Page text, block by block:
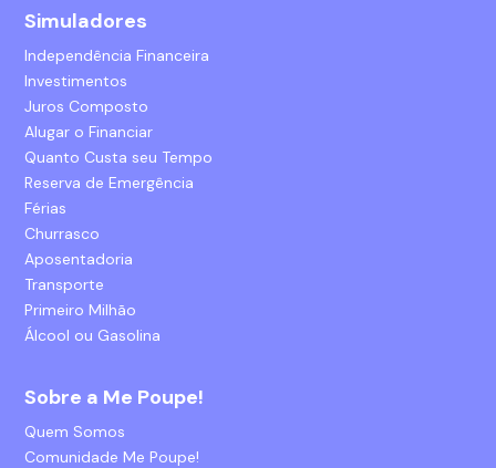
Simuladores
Independência Financeira
Investimentos
Juros Composto
Alugar o Financiar
Quanto Custa seu Tempo
Reserva de Emergência
Férias
Churrasco
Aposentadoria
Transporte
Primeiro Milhão
Álcool ou Gasolina
Sobre a Me Poupe!
Quem Somos
Comunidade Me Poupe!